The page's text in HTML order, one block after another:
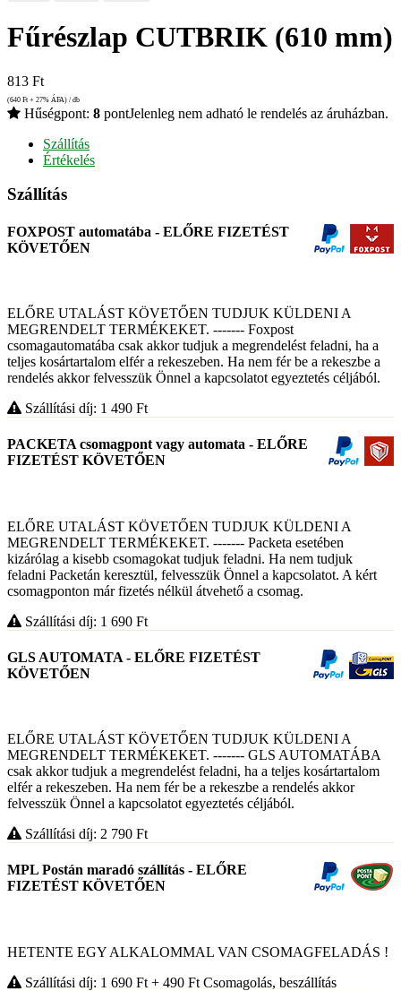
Fűrészlap CUTBRIK (610 mm)
813 Ft
(640 Ft + 27% ÁFA) / db
Hűségpont: 8 pontJelenleg nem adható le rendelés az áruházban.
Szállítás
Értékelés
Szállítás
FOXPOST automatába - ELŐRE FIZETÉST
KÖVETŐEN
ELŐRE UTALÁST KÖVETŐEN TUDJUK KÜLDENI A
MEGRENDELT TERMÉKEKET. ------- Foxpost
csomagautomatába csak akkor tudjuk a megrendelést feladni, ha a
teljes kosártartalom elfér a rekeszeben. Ha nem fér be a rekeszbe a
rendelés akkor felvesszük Önnel a kapcsolatot egyeztetés céljából.
Szállítási díj: 1 490 Ft
PACKETA csomagpont vagy automata - ELŐRE
FIZETÉST KÖVETŐEN
ELŐRE UTALÁST KÖVETŐEN TUDJUK KÜLDENI A
MEGRENDELT TERMÉKEKET. ------- Packeta esetében
kizárólag a kisebb csomagokat tudjuk feladni. Ha nem tudjuk
feladni Packetán keresztül, felvesszük Önnel a kapcsolatot. A kért
csomagponton már fizetés nélkül átvehető a csomag.
Szállítási díj: 1 690 Ft
GLS AUTOMATA - ELŐRE FIZETÉST
KÖVETŐEN
ELŐRE UTALÁST KÖVETŐEN TUDJUK KÜLDENI A
MEGRENDELT TERMÉKEKET. ------- GLS AUTOMATÁBA
csak akkor tudjuk a megrendelést feladni, ha a teljes kosártartalom
elfér a rekeszeben. Ha nem fér be a rekeszbe a rendelés akkor
felvesszük Önnel a kapcsolatot egyeztetés céljából.
Szállítási díj: 2 790 Ft
MPL Postán maradó szállítás - ELŐRE
FIZETÉST KÖVETŐEN
HETENTE EGY ALKALOMMAL VAN CSOMAGFELADÁS !
Szállítási díj: 1 690 Ft + 490 Ft Csomagolás, beszállítás